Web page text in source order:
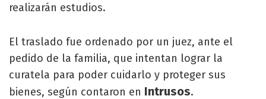
realizarán estudios.
El traslado fue ordenado por un juez, ante el
pedido de la familia, que intentan lograr la
curatela para poder cuidarlo y proteger sus
bienes, según contaron en Intrusos.